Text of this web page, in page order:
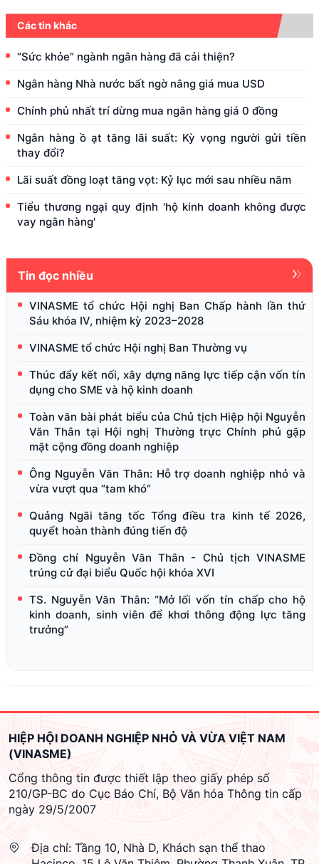
Các tin khác
“Sức khỏe” ngành ngân hàng đã cải thiện?
Ngân hàng Nhà nước bất ngờ nâng giá mua USD
Chính phủ nhất trí dừng mua ngân hàng giá 0 đồng
Ngân hàng ồ ạt tăng lãi suất: Kỳ vọng người gửi tiền
thay đổi?
Lãi suất đồng loạt tăng vọt: Kỷ lục mới sau nhiều năm
Tiểu thương ngại quy định 'hộ kinh doanh không được
vay ngân hàng'
Tin đọc nhiều
VINASME tổ chức Hội nghị Ban Chấp hành lần thứ
Sáu khóa IV, nhiệm kỳ 2023–2028
VINASME tổ chức Hội nghị Ban Thường vụ
Thúc đẩy kết nối, xây dựng năng lực tiếp cận vốn tín
dụng cho SME và hộ kinh doanh
Toàn văn bài phát biểu của Chủ tịch Hiệp hội Nguyễn
Văn Thân tại Hội nghị Thường trực Chính phủ gặp
mặt cộng đồng doanh nghiệp
Ông Nguyễn Văn Thân: Hỗ trợ doanh nghiệp nhỏ và
vừa vượt qua “tam khó”
Quảng Ngãi tăng tốc Tổng điều tra kinh tế 2026,
quyết hoàn thành đúng tiến độ
Đồng chí Nguyễn Văn Thân - Chủ tịch VINASME
trúng cử đại biểu Quốc hội khóa XVI
TS. Nguyễn Văn Thân: “Mở lối vốn tín chấp cho hộ
kinh doanh, sinh viên để khơi thông động lực tăng
trưởng”
HIỆP HỘI DOANH NGHIỆP NHỎ VÀ VỪA VIỆT NAM
(VINASME)
Cổng thông tin được thiết lập theo giấy phép số
210/GP-BC do Cục Báo Chí, Bộ Văn hóa Thông tin cấp
ngày 29/5/2007
Địa chỉ: Tầng 10, Nhà D, Khách sạn thể thao